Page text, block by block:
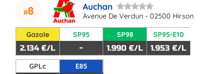
8 Auchan
Avenue De Verdun - 02500 Hirson
Gazole
2.134 €/L
SP95
-
SP98
1.990 €/L
SP95-E10
1.953 €/L
GPLc E85